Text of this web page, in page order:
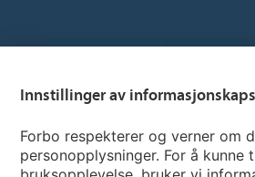
Hjemmeside per land
Velg land
My Forbo
Innstillinger av
Forbo respekterer og verner om
personopplysninger. For å kunne